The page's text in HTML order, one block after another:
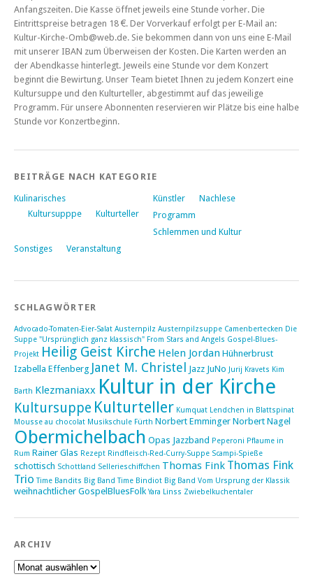
Anfangszeiten. Die Kasse öffnet jeweils eine Stunde vorher. Die
Eintrittspreise betragen 18 €. Der Vorverkauf erfolgt per E-Mail an:
Kultur-Kirche-Omb@web.de. Sie bekommen dann von uns eine E-Mail
mit unserer IBAN zum Überweisen der Kosten. Die Karten werden an
der Abendkasse hinterlegt. Jeweils eine Stunde vor dem Konzert
beginnt die Bewirtung. Unser Team bietet Ihnen zu jedem Konzert eine
Kultursuppe und den Kulturteller, abgestimmt auf das jeweilige
Programm. Für unsere Abonnenten reservieren wir Plätze bis eine halbe
Stunde vor Konzertbeginn.
BEITRÄGE NACH KATEGORIE
Kulinarisches
Kultursupppe
Kulturteller
Künstler
Nachlese
Programm
Schlemmen und Kultur
Sonstiges
Veranstaltung
SCHLAGWÖRTER
Advocado-Tomaten-Eier-Salat Austernpilz Austernpilzsuppe Camenbertecken Die
Suppe "Ursprünglich ganz klassisch" From Stars and Angels Gospel-Blues-
Projekt Heilig Geist Kirche Helen Jordan Hühnerbrust
Izabella Effenberg Janet M. Christel Jazz JuNo Jurij Kravets Kim
Barth Klezmaniaxx Kultur in der Kirche
Kultursuppe Kulturteller Kumquat Lendchen in Blattspinat
Mousse au chocolat Musikschule Fürth Norbert Emminger Norbert Nagel
Obermichelbach Opas Jazzband Peperoni Pflaume in
Rum Rainer Glas Rezept Rindfleisch-Red-Curry-Suppe Scampi-Spieße
schottisch Schottland Sellerieschiffchen Thomas Fink Thomas Fink
Trio Time Bandits Big Band Time Bindiot Big Band Vom Ursprung der Klassik
weihnachtlicher GospelBluesFolk Yara Linss Zwiebelkuchentaler
ARCHIV
Archiv